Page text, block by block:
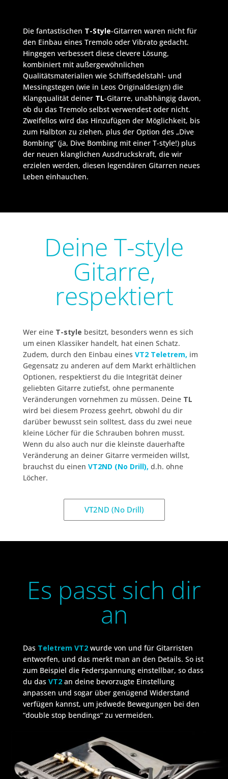
Die fantastischen T-Style-Gitarren waren nicht für
den Einbau eines Tremolo oder Vibrato gedacht.
Hingegen verbessert diese clevere Lösung,
kombiniert mit außergewöhnlichen
Qualitätsmaterialien wie Schiffsedelstahl- und
Messingstegen (wie in Leos Originaldesign) die
Klangqualität deiner TL-Gitarre, unabhängig davon,
ob du das Tremolo selbst verwendest oder nicht.
Zweifellos wird das Hinzufügen der Möglichkeit, bis
zum Halbton zu ziehen, plus der Option des „Dive
Bombing“ (ja, Dive Bombing mit einer T-style!) plus
der neuen klanglichen Ausdruckskraft, die wir
erzielen werden, diesen legendären Gitarren neues
Leben einhauchen.
Deine T-style
Gitarre,
respektiert
Wer eine T-style besitzt, besonders wenn es sich
um einen Klassiker handelt, hat einen Schatz.
Zudem, durch den Einbau eines VT2 Teletrem, im
Gegensatz zu anderen auf dem Markt erhältlichen
Optionen, respektierst du die Integrität deiner
geliebten Gitarre zutiefst, ohne permanente
Veränderungen vornehmen zu müssen. Deine TL
wird bei diesem Prozess geehrt, obwohl du dir
darüber bewusst sein solltest, dass du zwei neue
kleine Löcher für die Schrauben bohren musst.
Wenn du also auch nur die kleinste dauerhafte
Veränderung an deiner Gitarre vermeiden willst,
brauchst du einen VT2ND (No Drill), d.h. ohne
Löcher.
VT2ND (No Drill)
Es passt sich dir
an
Das Teletrem VT2wurde von und für Gitarristen
entworfen, und das merkt man an den Details. So ist
zum Beispiel die Federspannung einstellbar, so dass
du das VT2an deine bevorzugte Einstellung
anpassen und sogar über genügend Widerstand
verfügen kannst, um jedwede Bewegungen bei den
“double stop bendings“ zu vermeiden.